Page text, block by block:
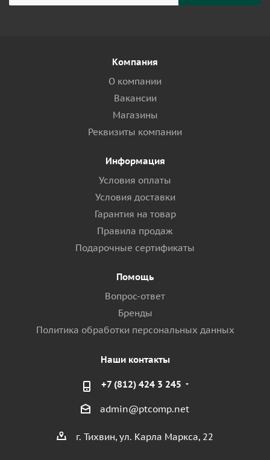
Компания
О компании
Вакансии
Магазины
Реквизиты компании
Информация
Условия оплаты
Условия доставки
Гарантия на товар
Правила продаж
Подарочные сертификаты
Помощь
Вопрос-ответ
Бренды
Политика обработки персональных данных
Наши контакты
+7 (812) 424 3 245
admin@ptcomp.net
г. Тихвин, ул. Карла Маркса, 22